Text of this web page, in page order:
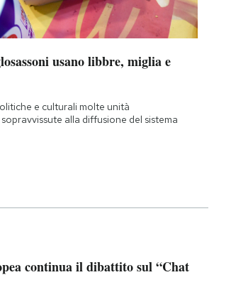
usano libbre, miglia e
e culturali molte unità
alla diffusione del sistema
continua il dibattito sul “Chat